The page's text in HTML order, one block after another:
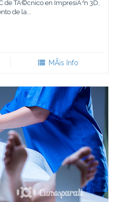
de TÃ©cnico en ImpresiÃ³n 3D,
de la...
MÃ¡s Info